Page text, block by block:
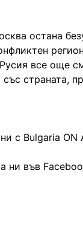
остана
все още
страната,
с Bulgaria ON
ни във